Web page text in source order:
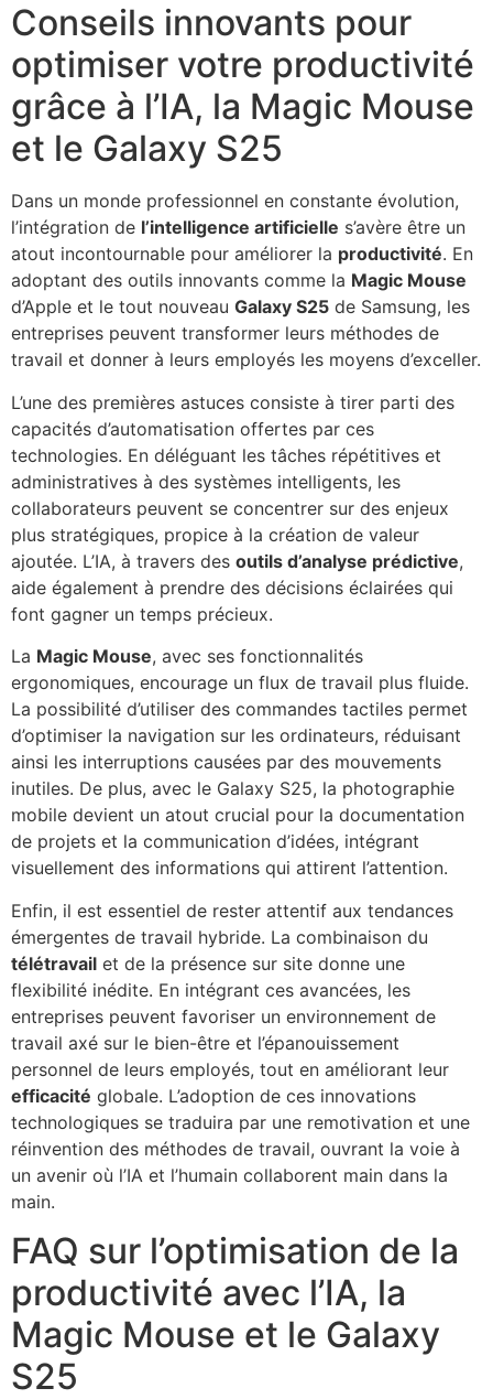
Conseils innovants pour
optimiser votre productivité
grâce à l’IA, la Magic Mouse
et le Galaxy S25
Dans un monde professionnel en constante évolution,
l’intégration de l’intelligence artificielle s’avère être un
atout incontournable pour améliorer la productivité. En
adoptant des outils innovants comme la Magic Mouse
d’Apple et le tout nouveau Galaxy S25 de Samsung, les
entreprises peuvent transformer leurs méthodes de
travail et donner à leurs employés les moyens d’exceller.
L’une des premières astuces consiste à tirer parti des
capacités d’automatisation offertes par ces
technologies. En déléguant les tâches répétitives et
administratives à des systèmes intelligents, les
collaborateurs peuvent se concentrer sur des enjeux
plus stratégiques, propice à la création de valeur
ajoutée. L’IA, à travers des outils d’analyse prédictive,
aide également à prendre des décisions éclairées qui
font gagner un temps précieux.
La Magic Mouse, avec ses fonctionnalités
ergonomiques, encourage un flux de travail plus fluide.
La possibilité d’utiliser des commandes tactiles permet
d’optimiser la navigation sur les ordinateurs, réduisant
ainsi les interruptions causées par des mouvements
inutiles. De plus, avec le Galaxy S25, la photographie
mobile devient un atout crucial pour la documentation
de projets et la communication d’idées, intégrant
visuellement des informations qui attirent l’attention.
Enfin, il est essentiel de rester attentif aux tendances
émergentes de travail hybride. La combinaison du
télétravail et de la présence sur site donne une
flexibilité inédite. En intégrant ces avancées, les
entreprises peuvent favoriser un environnement de
travail axé sur le bien-être et l’épanouissement
personnel de leurs employés, tout en améliorant leur
efficacité globale. L’adoption de ces innovations
technologiques se traduira par une remotivation et une
réinvention des méthodes de travail, ouvrant la voie à
un avenir où l’IA et l’humain collaborent main dans la
main.
FAQ sur l’optimisation de la
productivité avec l’IA, la
Magic Mouse et le Galaxy
S25